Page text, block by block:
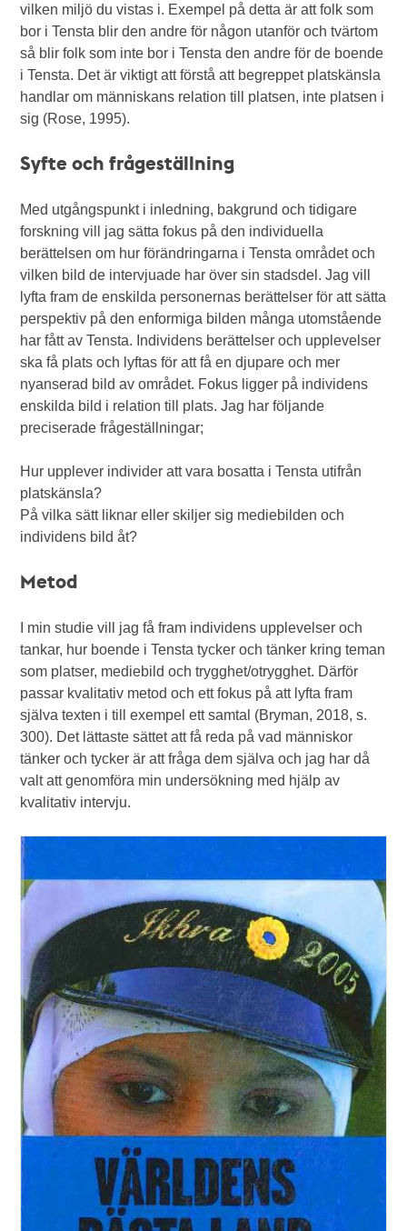
vilken miljö du vistas i. Exempel på detta är att folk som
bor i Tensta blir den andre för någon utanför och tvärtom
så blir folk som inte bor i Tensta den andre för de boende
i Tensta. Det är viktigt att förstå att begreppet platskänsla
handlar om människans relation till platsen, inte platsen i
sig (Rose, 1995).
Syfte och frågeställning
Med utgångspunkt i inledning, bakgrund och tidigare
forskning vill jag sätta fokus på den individuella
berättelsen om hur förändringarna i Tensta området och
vilken bild de intervjuade har över sin stadsdel. Jag vill
lyfta fram de enskilda personernas berättelser för att sätta
perspektiv på den enformiga bilden många utomstående
har fått av Tensta. Individens berättelser och upplevelser
ska få plats och lyftas för att få en djupare och mer
nyanserad bild av området. Fokus ligger på individens
enskilda bild i relation till plats. Jag har följande
preciserade frågeställningar;
Hur upplever individer att vara bosatta i Tensta utifrån
platskänsla?
På vilka sätt liknar eller skiljer sig mediebilden och
individens bild åt?
Metod
I min studie vill jag få fram individens upplevelser och
tankar, hur boende i Tensta tycker och tänker kring teman
som platser, mediebild och trygghet/otrygghet. Därför
passar kvalitativ metod och ett fokus på att lyfta fram
själva texten i till exempel ett samtal (Bryman, 2018, s.
300). Det lättaste sättet att få reda på vad människor
tänker och tycker är att fråga dem själva och jag har då
valt att genomföra min undersökning med hjälp av
kvalitativ intervju.